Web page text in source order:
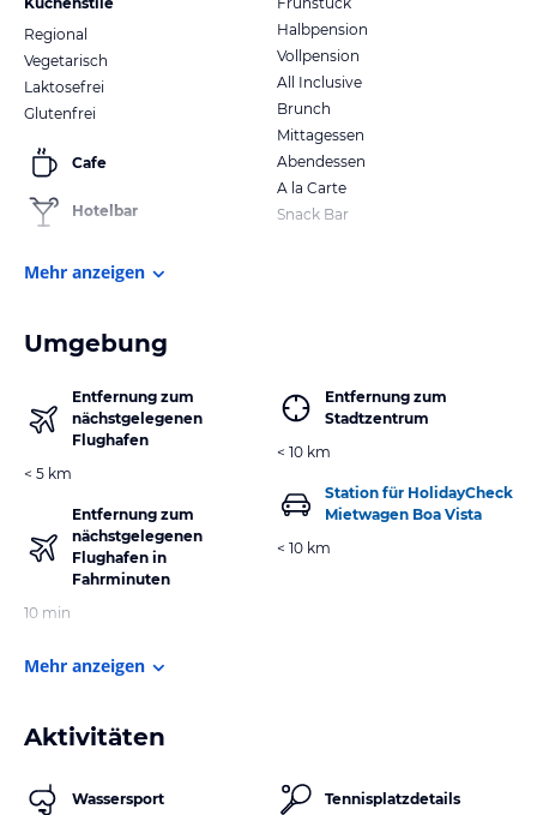
Regional
Vegetarisch
Laktosefrei
Glutenfrei
Cafe
Hotelbar
Halbpension
Vollpension
All Inclusive
Brunch
Mittagessen
Abendessen
A la Carte
Snack Bar
Mehr anzeigen
Umgebung
Entfernung zum
nächstgelegenen
Flughafen
< 5 km
Entfernung zum
nächstgelegenen
Flughafen in
Fahrminuten
10 min
Entfernung zum
Stadtzentrum
< 10 km
Station für HolidayCheck
Mietwagen Boa Vista
< 10 km
Mehr anzeigen
Aktivitäten
Wassersport Tennisplatzdetails